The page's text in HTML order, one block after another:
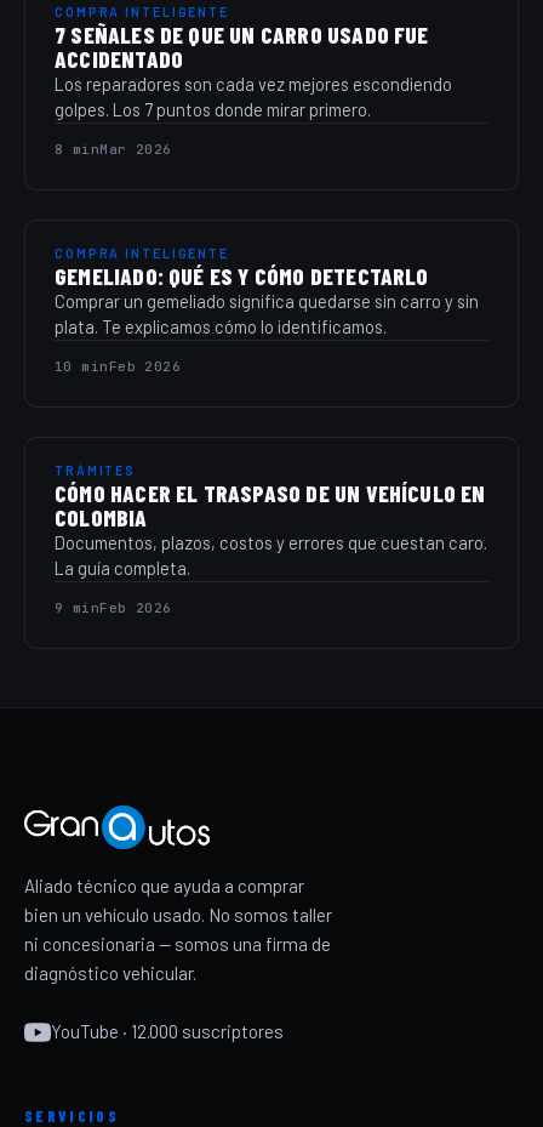
COMPRA INTELIGENTE
7 SEÑALES DE QUE UN CARRO USADO FUE
ACCIDENTADO
Los reparadores son cada vez mejores escondiendo
golpes. Los 7 puntos donde mirar primero.
8 minMar 2026
COMPRA INTELIGENTE
GEMELIADO: QUÉ ES Y CÓMO DETECTARLO
Comprar un gemeliado significa quedarse sin carro y sin
plata. Te explicamos cómo lo identificamos.
10 min Feb 2026
TRÁMITES
CÓMO HACER EL TRASPASO DE UN VEHÍCULO EN
COLOMBIA
Documentos, plazos, costos y errores que cuestan caro.
La guía completa.
9 minFeb 2026
Aliado técnico que ayuda a comprar
bien un vehículo usado. No somos taller
ni concesionaria — somos una firma de
diagnóstico vehicular.
YouTube · 12.000 suscriptores
SERVICIOS